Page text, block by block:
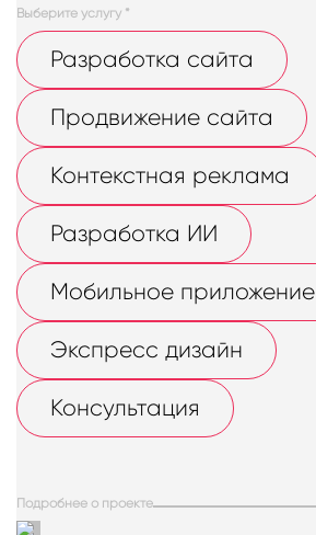
Выберите услугу *
Разработка сайта
Продвижение сайта
Контекстная реклама
Разработка ИИ
Мобильное приложение
Экспресс дизайн
Консультация
Подробнее о проекте